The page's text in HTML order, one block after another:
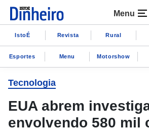
Menu
IstoÉ Revista Rural
Esportes Menu Motorshow
Tecnologia
EUA abrem
envolvendo 580 mil